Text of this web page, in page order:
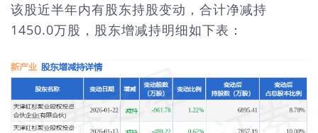
该股近半年内有股东持股变动，合计净减持
1450.0万股，股东增减持明细如下表：